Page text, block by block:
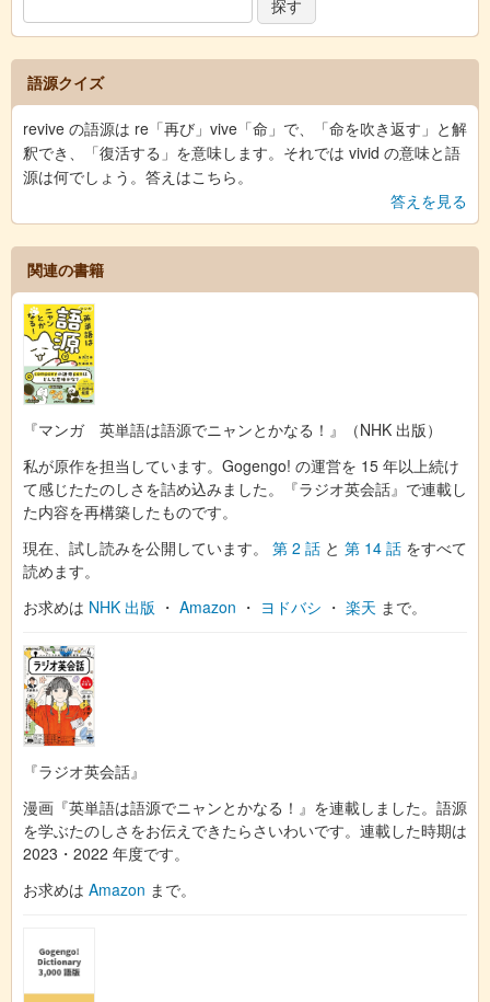
語源クイズ
revive の語源は re「再び」vive「命」で、「命を吹き返す」と解
釈でき、「復活する」を意味します。それでは vivid の意味と語
源は何でしょう。答えはこちら。
答えを見る
関連の書籍
『マンガ 英単語は語源でニャンとかなる！』（NHK 出版）
私が原作を担当しています。Gogengo! の運営を 15 年以上続け
て感じたたのしさを詰め込みました。『ラジオ英会話』で連載し
た内容を再構築したものです。
現在、試し読みを公開しています。 第 2 話 と 第 14 話 をすべて
読めます。
お求めは NHK 出版 ・ Amazon ・ ヨドバシ ・ 楽天 まで。
『ラジオ英会話』
漫画『英単語は語源でニャンとかなる！』を連載しました。語源
を学ぶたのしさをお伝えできたらさいわいです。連載した時期は
2023・2022 年度です。
お求めは Amazon まで。